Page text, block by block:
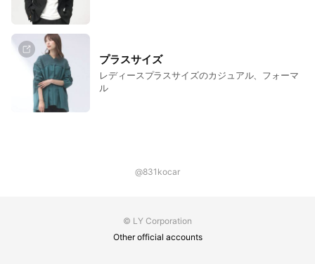
プラスサイズ
レディースプラスサイズのカジュアル、フォーマ
ル
@831kocar
© LY Corporation
Other official accounts